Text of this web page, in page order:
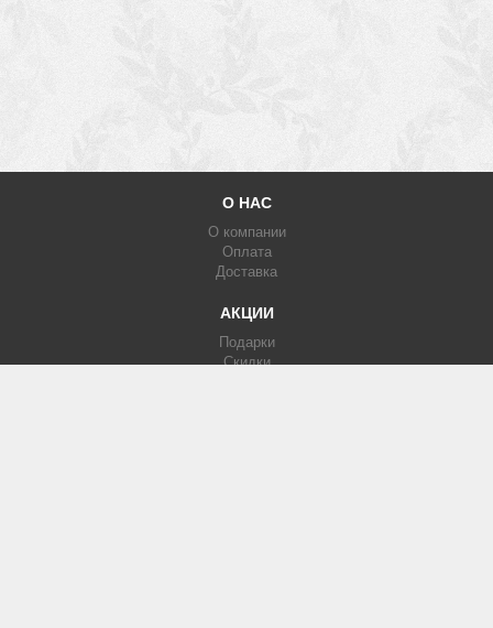
О НАС
О компании
Оплата
Доставка
АКЦИИ
Подарки
Скидки